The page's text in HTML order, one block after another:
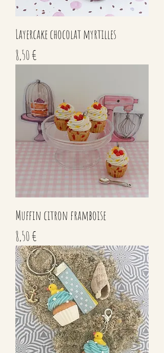
Layercake chocolat myrtilles
Prix
8,50 €
Muffin citron framboise
Prix
8,50 €